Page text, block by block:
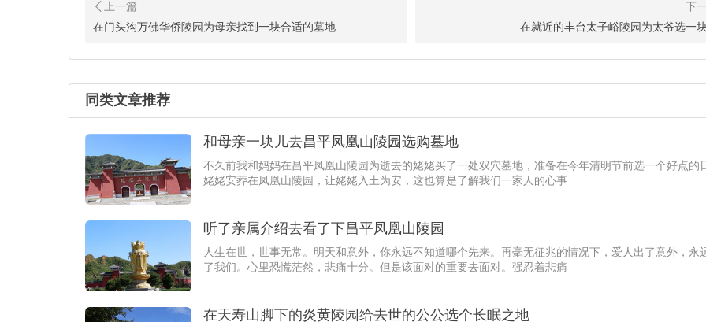
在门头沟万佛华侨陵园为母亲找到一块合适的墓地 在就近的丰台太子峪陵园为太爷选一
同类文章推荐
和母亲一块儿去昌平凤凰山陵园选购墓地
不久前我和妈妈在昌平凤凰山陵园为逝去的姥姥买了一处双穴墓地，准备在今年清明节前选一个好点的
姥姥安葬在凤凰山陵园，让姥姥入土为安，这也算是了解我们一家人的心事
听了亲属介绍去看了下昌平凤凰山陵园
人生在世，世事无常。明天和意外，你永远不知道哪个先来。再毫无征兆的情况下，爱人出了意外，永
了我们。心里恐慌茫然，悲痛十分。但是该面对的重要去面对。强忍着悲痛
在天寿山脚下的炎黄陵园给去世的公公选个长眠之地